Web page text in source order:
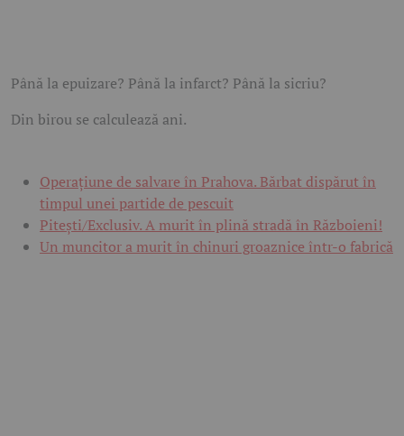
Până la epuizare? Până la infarct? Până la sicriu?
Din birou se calculează ani.
Operațiune de salvare în Prahova. Bărbat dispărut în
timpul unei partide de pescuit
Pitești/Exclusiv. A murit în plină stradă în Războieni!
Un muncitor a murit în chinuri groaznice într-o fabrică